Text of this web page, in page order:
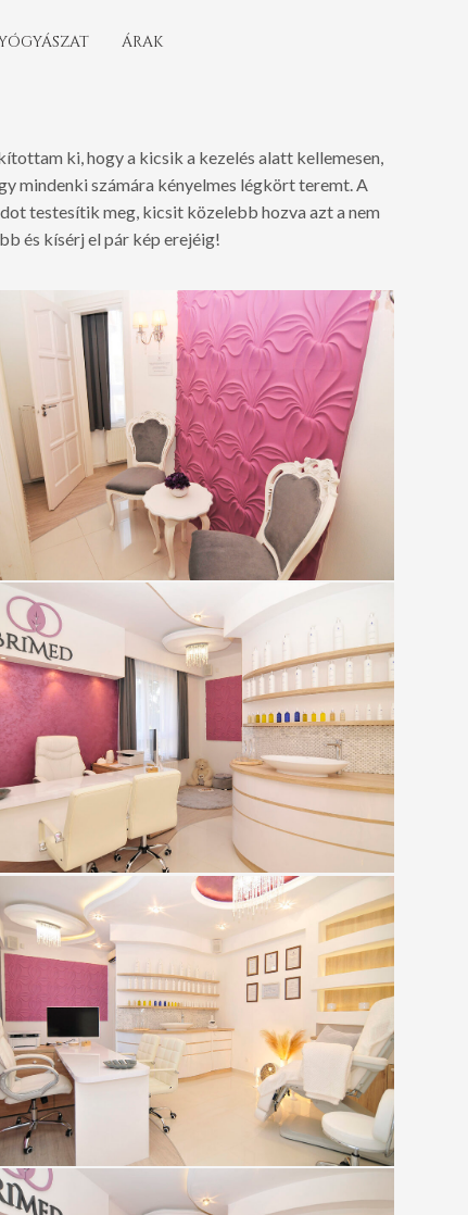
ÁRAK
ki, hogy a kicsik a kezelés alatt kellemesen,
mindenki számára kényelmes légkört teremt. A
testesítik meg, kicsit közelebb hozva azt a nem
és kísérj el pár kép erejéig!